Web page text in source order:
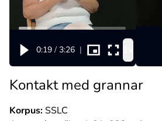
0:19 / 3:26 |
Kontakt med grannar
Korpus:SSLC